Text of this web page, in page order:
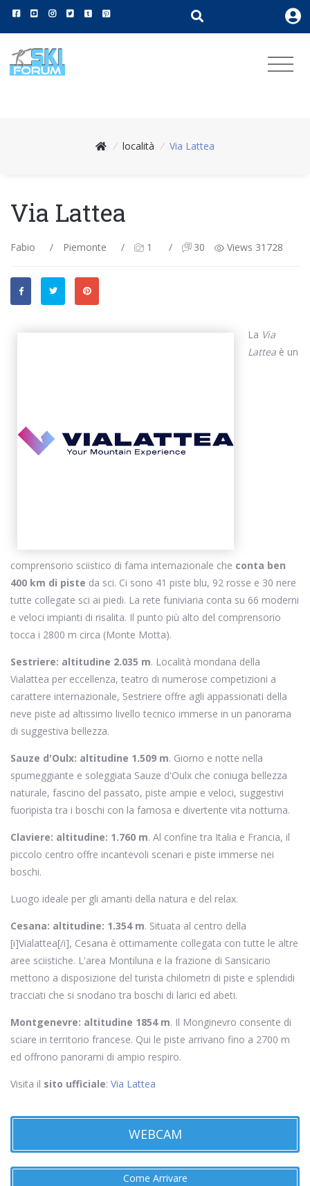
/ località / Via Lattea
Via Lattea
Fabio / Piemonte / 1 / 30 Views 31728
La Via
Latteaè un
comprensorio sciistico di fama internazionale che conta ben
400 km di piste da sci. Ci sono 41 piste blu, 92 rosse e 30 nere
tutte collegate sci ai piedi. La rete funiviaria conta su 66 moderni
e veloci impianti di risalita. Il punto più alto del comprensorio
tocca i 2800 m circa (Monte Motta).
Sestriere: altitudine 2.035 m. Località mondana della
Vialattea per eccellenza, teatro di numerose competizioni a
carattere internazionale, Sestriere offre agli appassionati della
neve piste ad altissimo livello tecnico immerse in un panorama
di suggestiva bellezza.
Sauze d'Oulx: altitudine 1.509 m. Giorno e notte nella
spumeggiante e soleggiata Sauze d'Oulx che coniuga bellezza
naturale, fascino del passato, piste ampie e veloci, suggestivi
fuoripista tra i boschi con la famosa e divertente vita notturna.
Claviere: altitudine: 1.760 m. Al confine tra Italia e Francia, il
piccolo centro offre incantevoli scenari e piste immerse nei
boschi.
Luogo ideale per gli amanti della natura e del relax.
Cesana: altitudine: 1.354 m. Situata al centro della
[i]Vialattea[/i], Cesana è ottimamente collegata con tutte le altre
aree sciistiche. L'area Montiluna e la frazione di Sansicario
mettono a disposizione del turista chilometri di piste e splendidi
tracciati che si snodano tra boschi di larici ed abeti.
Montgenevre: altitudine 1854 m. Il Monginevro consente di
sciare in territorio francese. Qui le piste arrivano fino a 2700 m
ed offrono panorami di ampio respiro.
Visita il sito ufficiale: Via Lattea
WEBCAM
Come Arrivare